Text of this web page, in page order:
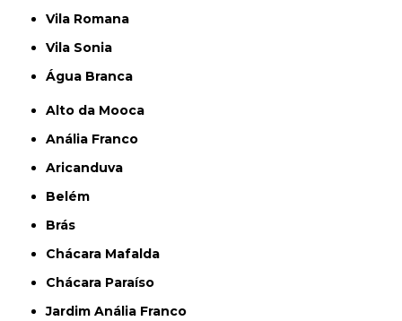
Vila Romana
Vila Sonia
Água Branca
Alto da Mooca
Anália Franco
Aricanduva
Belém
Brás
Chácara Mafalda
Chácara Paraíso
Jardim Anália Franco